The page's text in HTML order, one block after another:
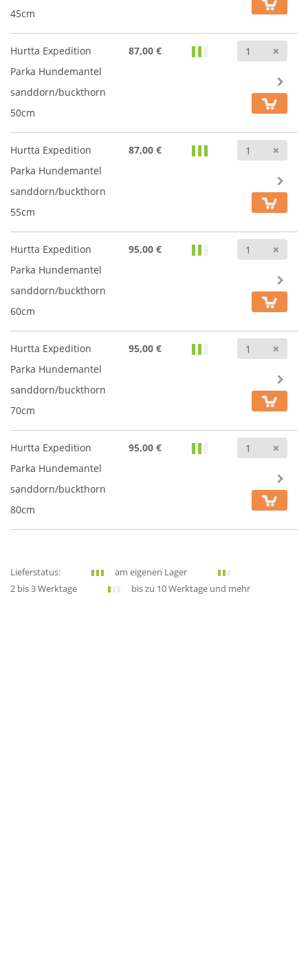
45cm
Hurtta Expedition
Parka Hundemantel
sanddorn/buckthorn
50cm
87,00 €
Hurtta Expedition
Parka Hundemantel
sanddorn/buckthorn
55cm
87,00 €
Hurtta Expedition
Parka Hundemantel
sanddorn/buckthorn
60cm
95,00 €
Hurtta Expedition
Parka Hundemantel
sanddorn/buckthorn
70cm
95,00 €
Hurtta Expedition
Parka Hundemantel
sanddorn/buckthorn
80cm
95,00 €
Lieferstatus:
am eigenen Lager
2 bis 3 Werktage
bis zu 10 Werktage und mehr